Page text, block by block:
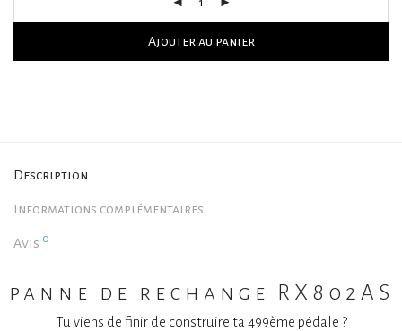
Ajouter au panier
Description
Informations complémentaires
Avis 0
panne de rechange RX802AS
Tu viens de finir de construire ta 499ème pédale ?